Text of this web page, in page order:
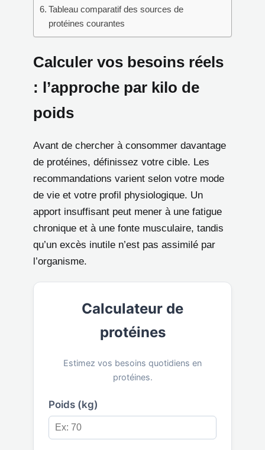
Tableau comparatif des sources de
protéines courantes
Calculer vos besoins réels
: l’approche par kilo de
poids
Avant de chercher à consommer davantage
de protéines, définissez votre cible. Les
recommandations varient selon votre mode
de vie et votre profil physiologique. Un
apport insuffisant peut mener à une fatigue
chronique et à une fonte musculaire, tandis
qu’un excès inutile n’est pas assimilé par
l’organisme.
Calculateur de
protéines
Estimez vos besoins quotidiens en
protéines.
Poids (kg)